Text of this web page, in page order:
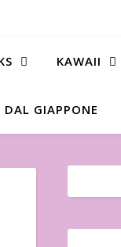
KAWAII
DAL GIAPPONE